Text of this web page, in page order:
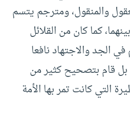
والمنقول، ومترجم يتسم
كما كان من القلائل
الجد والاجتهاد نافعا
بل قام بتصحيح كثير من
التي كانت تمر بها الأمة